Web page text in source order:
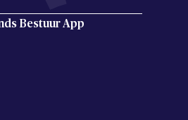
Bestuur App